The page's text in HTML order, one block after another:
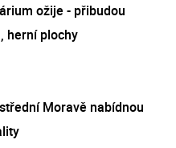
ožije - přibudou
herní plochy
Moravě nabídnou